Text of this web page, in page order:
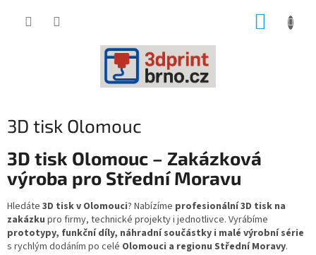
3D tisk Olomouc
3D tisk Olomouc – Zakázková
výroba pro Střední Moravu
Hledáte 3D tisk v Olomouci? Nabízíme profesionální 3D tisk na
zakázku pro firmy, technické projekty i jednotlivce. Vyrábíme
prototypy, funkční díly, náhradní součástky i malé výrobní série
s rychlým dodáním po celé Olomouci a regionu Střední Moravy.